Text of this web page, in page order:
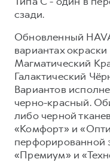
сзади.
Обновленный
вариантах
Магматический
Галактический
Вариантов
черно-красный.
либо черной
«Комфорт» и
перфорированной
«Премиум» и